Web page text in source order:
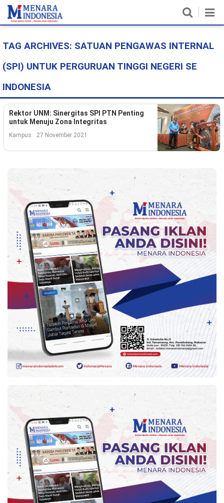
Home
Nasional
Politik
Metro
Daerah
Ekonomi
Pendidikan
Kesehatan
Lingkungan
Olahraga
More
Copyright
2026
Menara
Indonesia
All
Right
Reserve
TAG ARCHIVES: SATUAN PENGAWAS INTERNAL
(SPI) UNTUK PERGURUAN TINGGI NEGERI SE
INDONESIA
Rektor UNM: Sinergitas SPI PTN Penting
untuk Menuju Zona Integritas
Kampus 27 November 2021